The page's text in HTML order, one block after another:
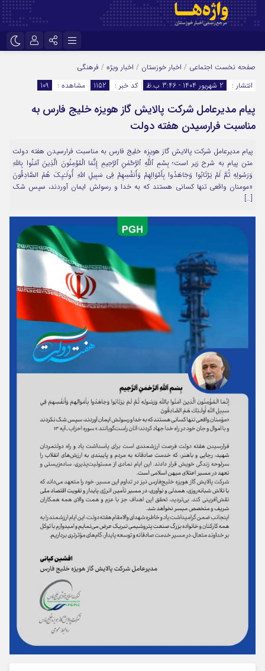
اینستاگرام
تلگرام
سروش
ایتا
آپارات
اپلیکیشن رمز عبور
مرا به خاطر بسپار
صفحه نخست اجتماعی / اخبار خوزستان / اخبار ویژه / فرهنگی
انتشار :
2 شهریور 1404 - 3:46 ب.ظ کد خبر : 1152 مشاهده : 109
پیام مدیرعامل شرکت پالایش گاز هویزه خلیج فارس به
مناسبت فرارسیدن هفته دولت
پیام مدیرعامل شرکت پالایش گاز هویزه خلیج فارس به مناسبت فرارسیدن هفته دولت
متن پیام به شرح زیر است؛ بِسْمِ ٱللَّٰهِ ٱلرَّحْمٰنِ ٱلرَّحِیمِ إِنَّمَا الْمُوْمِنُونَ الَّذِینَ آمَنُوا بِاللَّهِ
وَرَسُولِهِ ثُمَّ لَمْ یَرْتَابُوا وَجَاهَدُوا بِأَمْوَالِهِمْ وَأَنفُسِهِمْ فِی سَبِیلِ اللَّهِ أُولَـٰیِکَ هُمُ الصَّادِقُونَ
«مومنان واقعی تنها کسانی هستند که به خدا و رسولش ایمان آوردند، سپس شک
[…]